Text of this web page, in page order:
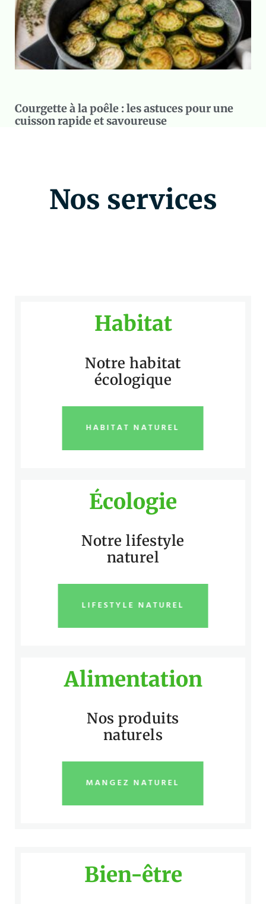
Courgette à la poêle : les astuces pour une
cuisson rapide et savoureuse
Nos services
Habitat
Notre habitat
écologique
HABITAT NATUREL
Écologie
Notre lifestyle
naturel
LIFESTYLE NATUREL
Alimentation
Nos produits
naturels
MANGEZ NATUREL
Bien-être